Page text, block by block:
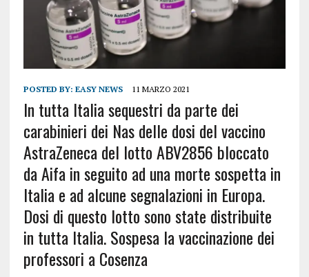
POSTED BY: EASY NEWS 11 MARZO 2021
In tutta Italia sequestri da parte dei
carabinieri dei Nas delle dosi del vaccino
AstraZeneca del lotto ABV2856 bloccato
da Aifa in seguito ad una morte sospetta in
Italia e ad alcune segnalazioni in Europa.
Dosi di questo lotto sono state distribuite
in tutta Italia. Sospesa la vaccinazione dei
professori a Cosenza